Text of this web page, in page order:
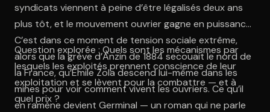
syndicats viennent à peine d’être légalisés deux ans
plus tôt, et le mouvement ouvrier gagne en puissance.
C’est dans ce moment de tension sociale extrême,
alors que la grève d’Anzin de 1884 secouait le nord de
la France, qu’Émile Zola descend lui-même dans les
mines pour voir comment vivent les ouvriers. Ce qu’il
en ramène devient Germinal — un roman qui ne parle
Question explorée : Quels sont les mécanismes par
lesquels les exploités prennent conscience de leur
exploitation et se lèvent pour la combattre — et à
quel prix ?